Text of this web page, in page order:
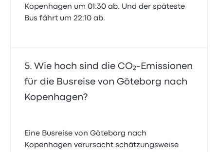
Kopenhagen um 01:30 ab. Und der späteste
Bus fährt um 22:10 ab.
Wie hoch sind die CO₂-Emissionen
für die Busreise von Göteborg nach
Kopenhagen?
Eine Busreise von Göteborg nach
Kopenhagen verursacht schätzungsweise